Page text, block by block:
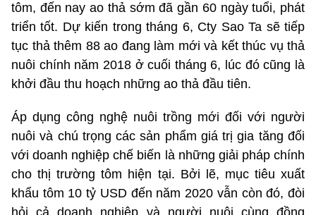
tôm, đến nay ao thả sớm đã gần 60 ngày tuổi, phát
triển tốt. Dự kiến trong tháng 6, Cty Sao Ta sẽ tiếp
tục thả thêm 88 ao đang làm mới và kết thúc vụ thả
nuôi chính năm 2018 ở cuối tháng 6, lúc đó cũng là
khởi đầu thu hoạch những ao thả đầu tiên.
Áp dụng công nghệ nuôi trồng mới đối với người
nuôi và chú trọng các sản phẩm giá trị gia tăng đối
với doanh nghiệp chế biến là những giải pháp chính
cho thị trường tôm hiện tại. Bởi lẽ, mục tiêu xuất
khẩu tôm 10 tỷ USD đến năm 2020 vẫn còn đó, đòi